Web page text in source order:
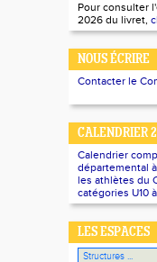
Pour consulter
2026 du livret,
NOUS ÉCRIRE
Contacter le
CALENDRIER
Calendrier
départemental
les athlètes du
catégories U10
LES ESPACES